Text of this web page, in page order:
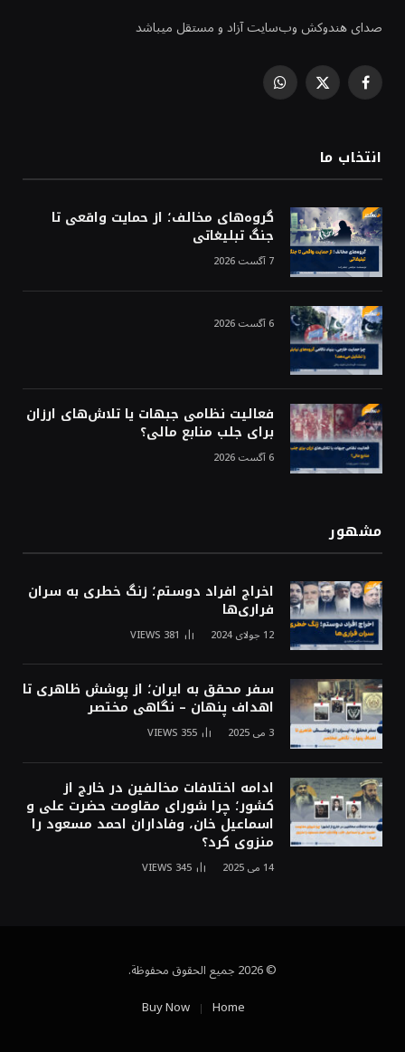
صدای هندوکش وب‌سایت آزاد و مستقل میباشد
Facebook
X
WhatsApp
انتخاب ما
گروه‌های مخالف؛ از حمایت واقعی تا
جنگ تبلیغاتی
7 آگست 2026
6 آگست 2026
فعالیت نظامی جبهات یا تلاش‌های ارزان
برای جلب منابع مالی؟
6 آگست 2026
مشهور
اخراج افراد دوستم؛ زنگ خطری به سران
فراری‌ها
12 جولای 2024 381
VIEWS
سفر محقق به ایران؛ از پوشش ظاهری تا
اهداف پنهان – نگاهی مختصر
3 می 2025 355
VIEWS
ادامه اختلافات مخالفین در خارج از
کشور؛ چرا شورای مقاومت حضرت علی و
اسماعیل خان، وفاداران احمد مسعود را
منزوی کرد؟
14 می 2025 345
VIEWS
© 2026 جميع الحقوق محفوظة.
Home
Buy Now